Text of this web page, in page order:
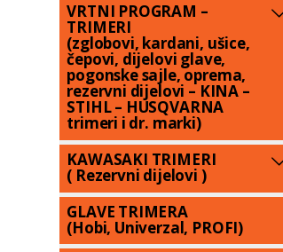
VRTNI PROGRAM –
TRIMERI
(zglobovi, kardani, ušice,
čepovi, dijelovi glave,
pogonske sajle, oprema,
rezervni dijelovi – KINA –
STIHL – HUSQVARNA
trimeri i dr. marki)
KAWASAKI TRIMERI
( Rezervni dijelovi )
GLAVE TRIMERA
(Hobi, Univerzal, PROFI)